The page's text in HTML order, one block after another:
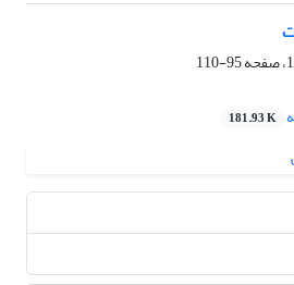
95-110
181.93 K